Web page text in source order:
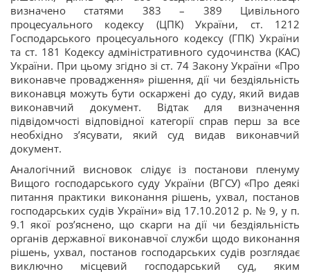
визначено статями 383 – 389 Цивільного
процесуального кодексу (ЦПК) України, ст. 1212
Господарського процесуального кодексу (ГПК) України
та ст. 181 Кодексу адміністративного судочинства (КАС)
України. При цьому згідно зі ст. 74 Закону України «Про
виконавче провадження» рішення, дії чи бездіяльність
виконавця можуть бути оскаржені до суду, який видав
виконавчий документ. Відтак для визначення
підвідомчості відповідної категорії справ перш за все
необхідно з’ясувати, який суд видав виконавчий
документ.
Аналогічний висновок слідує із постанови пленуму
Вищого господарського суду України (ВГСУ) «Про деякі
питання практики виконання рішень, ухвал, постанов
господарських судів України» від 17.10.2012 р. № 9, у п.
9.1 якої роз’яснено, що скарги на дії чи бездіяльність
органів державної виконавчої служби щодо виконання
рішень, ухвал, постанов господарських судів розглядає
виключно місцевий господарський суд, яким